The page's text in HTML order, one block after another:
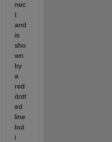
nec
t
and
is
sho
wn
by
a
red
dott
ed
line
but
i